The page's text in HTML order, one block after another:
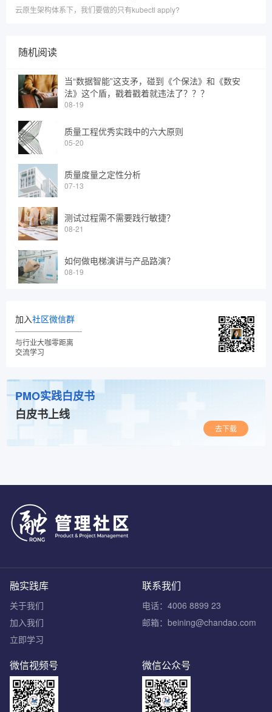
云原生架构体系下，我们要做的只有kubectl apply?
随机阅读
当“数据智能”这支矛，碰到《个保法》和《数安
法》这个盾，戳着戳着就违法了？？？
08-19
质量工程优秀实践中的六大原则
05-20
质量度量之定性分析
07-13
测试过程需不需要践行敏捷？
08-21
如何做电梯演讲与产品路演？
08-19
加入社区微信群
与行业大咖零距离
交流学习
PMO实践白皮书
白皮书上线
去下载
联系我们
电话：4006 8899 23
邮箱：beining@chandao.com
融实践库
关于我们
加入我们
立即学习
微信公众号
微信视频号